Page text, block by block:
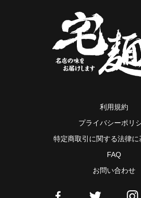
利用規約
プライバシーポリ
特定商取引に関する法律に
FAQ
お問い合わせ